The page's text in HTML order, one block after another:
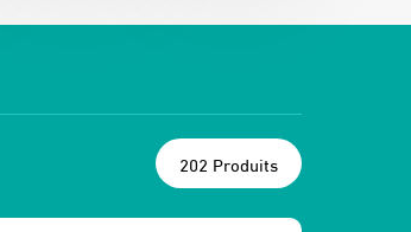
202 Produits